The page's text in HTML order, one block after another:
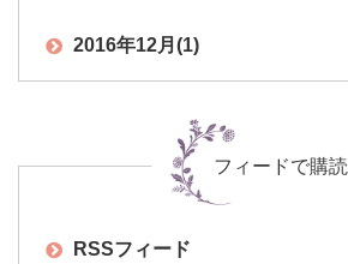
2016年12月 (1)
フィードで購読
RSSフィード